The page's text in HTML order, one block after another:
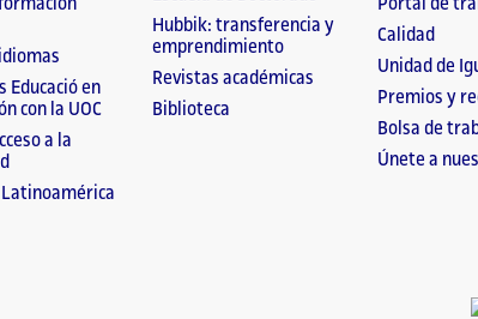
Educació en
con la UOC
a la
Latinoamérica
Hubbik: transferencia y
emprendimiento
Revistas académicas
Biblioteca
Portal de
Calidad
Unidad de
Premios y
Bolsa de
Únete a